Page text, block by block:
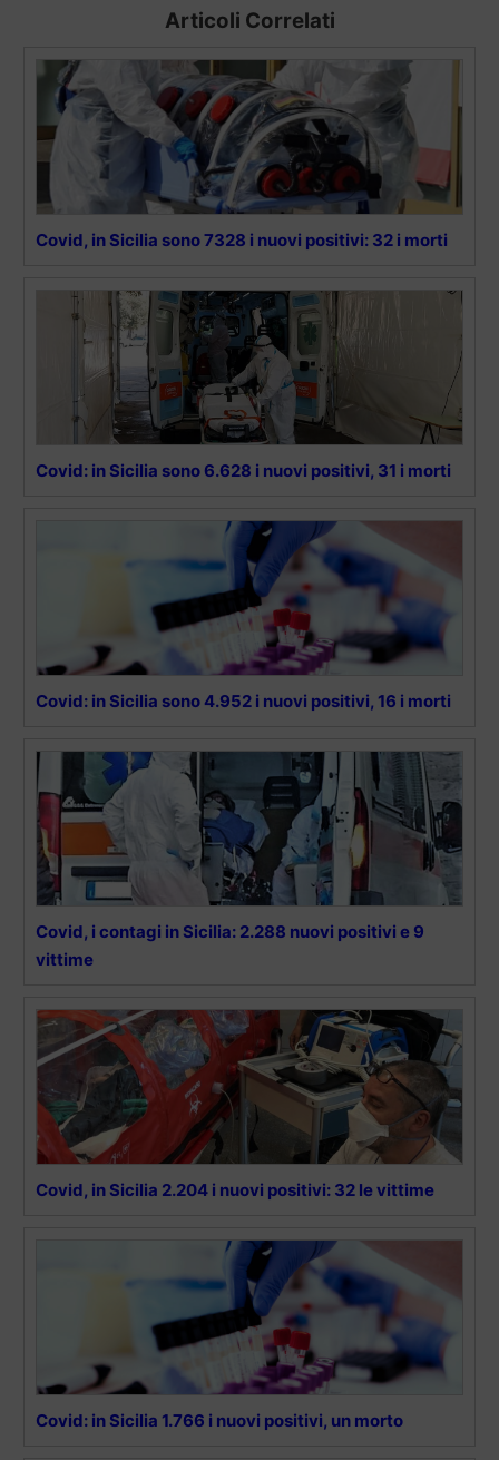
Articoli Correlati
Covid, in Sicilia sono 7328 i nuovi positivi: 32 i morti
Covid: in Sicilia sono 6.628 i nuovi positivi, 31 i morti
Covid: in Sicilia sono 4.952 i nuovi positivi, 16 i morti
Covid, i contagi in Sicilia: 2.288 nuovi positivi e 9
vittime
Covid, in Sicilia 2.204 i nuovi positivi: 32 le vittime
Covid: in Sicilia 1.766 i nuovi positivi, un morto